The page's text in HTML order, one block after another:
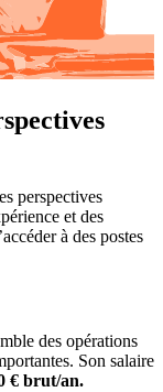
perspectives
et des
à des postes
des opérations
Son salaire
€ brut/an.